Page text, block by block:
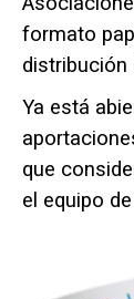
formato
distribución
Ya está
que
el equipo